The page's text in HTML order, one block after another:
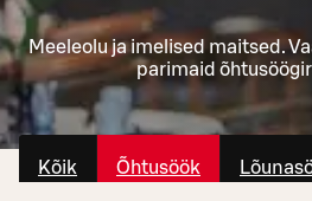
Meeleolu ja imelised maitsed.
parimaid
Kõik Õhtusöök